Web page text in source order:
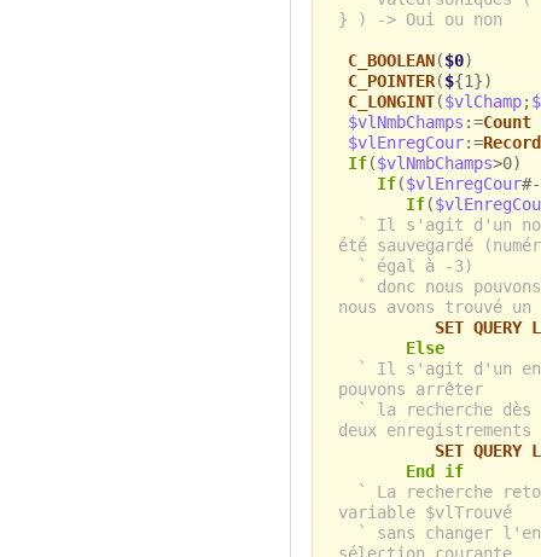
} ) -> Oui ou non
C_BOOLEAN($0)
C_POINTER(${1})
C_LONGINT($vlChamp;
$vlNmbChamps :=Count
$vlEnregCour:=
If($vlNmbChamps>0)
If($vlEnregCour
If(
` Il s'agit d'un
été sauvegardé
` égal à -3)
` donc nous
nous avons trouvé un
SET QUERY
Else
` Il s'agit d'un
pouvons arrêter
` la recherche dès
deux enregistrements
SET QUERY
End if
` La recherche
variable $vlTrouvé
` sans changer